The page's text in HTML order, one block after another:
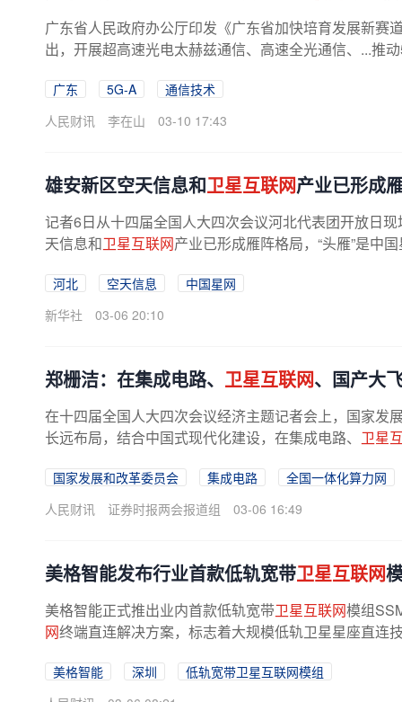
广东省人民政府办公厅印发《广东省加快培育发展新
出，开展超高速光电太赫兹通信、高速全光通信、...推
广东 5G-A
通信技术
人民财讯
李在山 03-10 17:43
雄安新区空天信息和卫星互联网产业已形成
记者6日从十四届全国人大四次会议河北代表团开放日
天信息和卫星互联网产业已形成雁阵格局，“头雁”是中
河北 空天信息
中国星网
新华社
03-06 20:10
郑栅洁：在集成电路、 卫星互联网、国产大
在十四届全国人大四次会议经济主题记者会上，国家发
长远布局，结合中国式现代化建设，在集成电路、 卫星
国家发展和改革委员会 集成电路
全国一体化算力网
人民财讯
证券时报两会报道组 03-06 16:49
美格智能发布行业首款低轨宽带卫星互联网
美格智能正式推出业内首款低轨宽带卫星互联网模组
网终端直连解决方案，标志着大规模低轨卫星星座直连
美格智能 深圳
低轨宽带卫星互联网模组